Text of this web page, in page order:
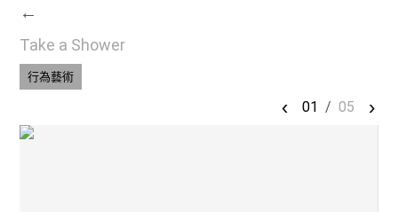
←
Take a Shower
行為藝術
‹ 01 / 05 ›